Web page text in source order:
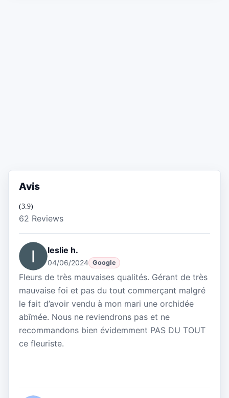
Avis
(3.9)
62 Reviews
leslie h.
04/06/2024 Google
Fleurs de très mauvaises qualités. Gérant de très
mauvaise foi et pas du tout commerçant malgré
le fait d’avoir vendu à mon mari une orchidée
abîmée. Nous ne reviendrons pas et ne
recommandons bien évidemment PAS DU TOUT
ce fleuriste.